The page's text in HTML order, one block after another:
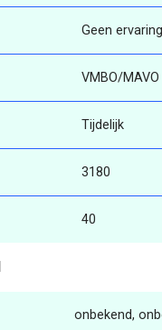
Geen ervaring
VMBO/MAVO
Tijdelijk
3180
40
onbekend,